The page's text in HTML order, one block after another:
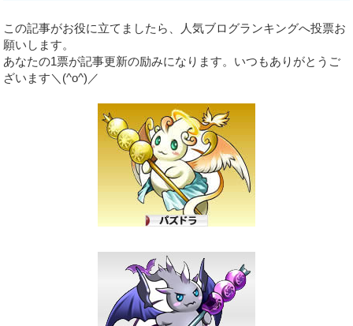
この記事がお役に立てましたら、人気ブログランキングへ投票お
願いします。
あなたの1票が記事更新の励みになります。いつもありがとうご
ざいます＼(^o^)／